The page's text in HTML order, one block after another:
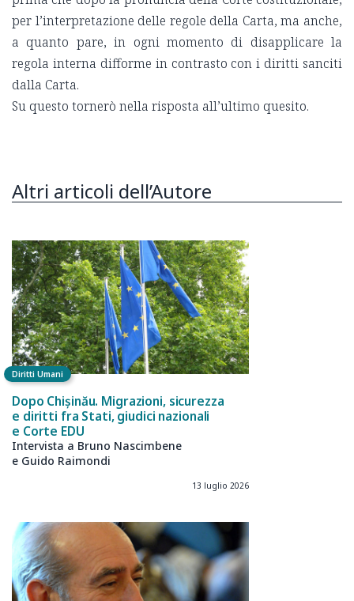
per l’interpretazione delle regole della Carta, ma anche,
a quanto pare, in ogni momento di disapplicare la
regola interna difforme in contrasto con i diritti sanciti
dalla Carta.
Su questo tornerò nella risposta all’ultimo quesito.
Altri articoli dell’Autore
Diritti Umani
Dopo Chișinău. Migrazioni, sicurezza
e diritti fra Stati, giudici nazionali
e Corte EDU
Intervista a Bruno Nascimbene
e Guido Raimondi
13 luglio 2026